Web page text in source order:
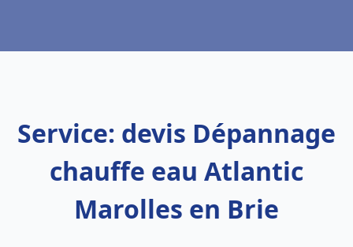
Service: devis Dépannage
chauffe eau Atlantic
Marolles en Brie